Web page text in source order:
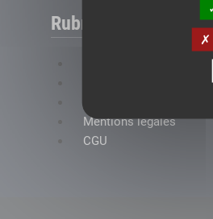
Rubriques
Mentions légales
CGU